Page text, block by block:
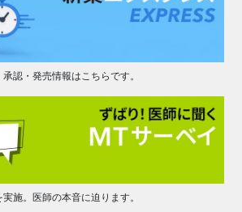
認・発売情報はこちらです。
施。医師の本音に迫ります。